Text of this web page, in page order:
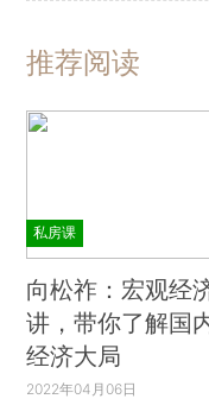
推荐阅读
私房课
向松祚：宏观经
讲，带你了解国
经济大局
2022年04月06日